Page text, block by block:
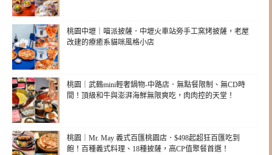
桃園中壢｜喵派披薩．中壢火車站旁手工窯烤披薩，老屋
改建的療癒系貓咪風格小店
桃園｜武鶴mini輕奢鍋物-中路店．無點餐限制、無CD時
間！頂級和牛與澎湃海鮮無限爽吃，肉肉控的天堂！
桃園｜Mr. May 義式百匯桃園店．$498起超狂百匯吃到
飽！百種義式料理、18種披薩，高CP值聚餐首選！